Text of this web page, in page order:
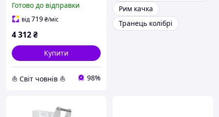
пластик
Готово до відправки
від719₴/міс
4 312₴
Купити
⛵ Світ човнів ⛵ 98%
Рим качка
Транець колібрі